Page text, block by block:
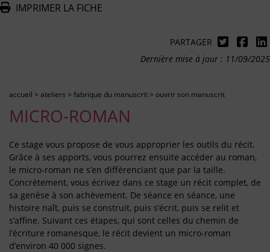
IMPRIMER LA FICHE
PARTAGER
Dernière mise à jour : 11/09/2025
accueil > ateliers > fabrique du manuscrit> ouvrir son manuscrit
MICRO-ROMAN
Ce stage vous propose de vous approprier les outils du récit.
Grâce à ses apports, vous pourrez ensuite accéder au roman,
le micro-roman ne s’en différenciant que par la taille.
Concrètement, vous écrivez dans ce stage un récit complet, de
sa genèse à son achèvement. De séance en séance, une
histoire naît, puis se construit, puis s’écrit, puis se relit et
s’affine. Suivant ces étapes, qui sont celles du chemin de
l’écriture romanesque, le récit devient un micro-roman
d’environ 40 000 signes.